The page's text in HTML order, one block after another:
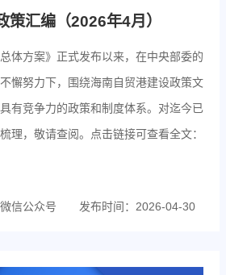
策汇编（2026年4月）
体方案》正式发布以来，在中央部委的
懈努力下，围绕海南自贸港建设政策文
有竞争力的政策和制度体系。对迄今已
理，敬请查阅。点击链接可查看全文：
信公众号 发布时间：2026-04-30